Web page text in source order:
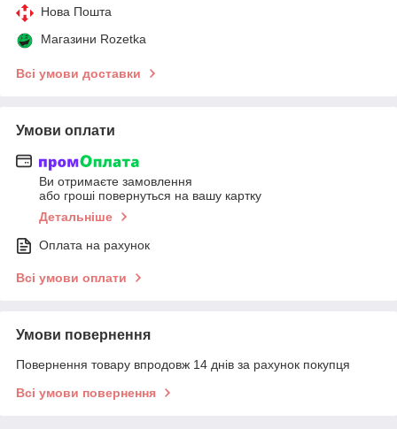
Нова Пошта
Магазини Rozetka
Всі умови доставки
Умови оплати
Ви отримаєте замовлення
або гроші повернуться на вашу картку
Детальніше
Оплата на рахунок
Всі умови оплати
Умови повернення
Повернення товару впродовж 14 днів за рахунок покупця
Всі умови повернення